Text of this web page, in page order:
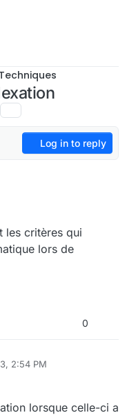
Log in to reply
les critères qui
lors de
0
2:54 PM
lorsque celle-ci a